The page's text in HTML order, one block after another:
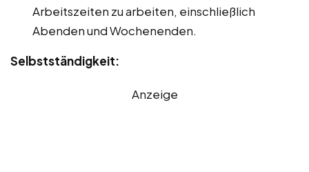
Arbeitszeiten zu arbeiten, einschließlich
Abenden und Wochenenden.
Selbstständigkeit:
Anzeige